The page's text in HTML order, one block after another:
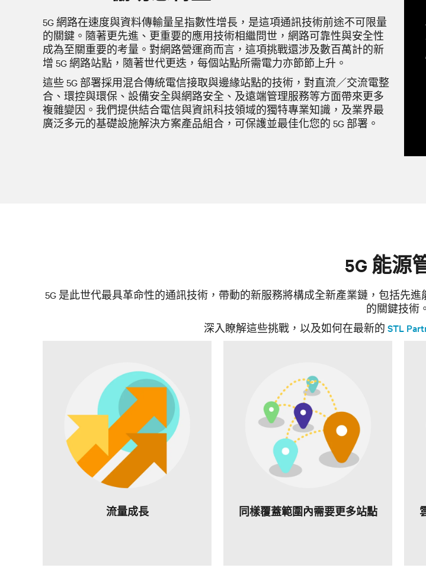
5G 網路在速度與資料傳輸量呈指數性增長，是這項通訊技術前途不可限量
的關鍵。隨著更先進、更重要的應用技術相繼問世，網路可靠性與安全性
成為至關重要的考量。對網路營運商而言，這項挑戰還涉及數百萬計的新
增 5G 網路站點，隨著世代更迭，每個站點所需電力亦節節上升。
這些 5G 部署採用混合傳統電信接取與邊緣站點的技術 ，對直流／交流電整
合、環控與環保、設備安全與網路安全、及遠端管理服務等方面帶來更多
複雜變因。我們提供結合電信與資訊科技領域的獨特專業知識，及業界最
廣泛多元的基礎設施解決方案產品組合，可保護並最佳化您的 5G 部署。
5G 能源
5G 是此世代最具革命性的通訊技術，帶動的新服務將構成全新產業鏈，包括先
的關鍵技術。
深入瞭解這些挑戰，以及如何在最新的 STL
流量成長 同樣覆蓋範圍內需要更多站點